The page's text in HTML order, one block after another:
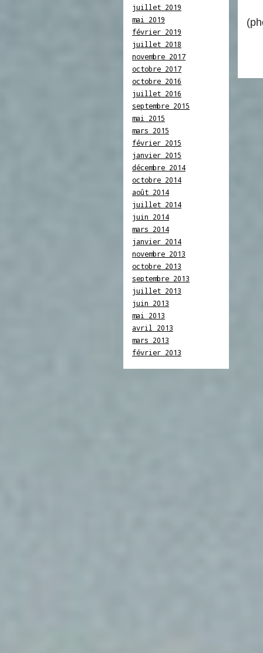
juillet 2019
mai 2019
février 2019
juillet 2018
novembre 2017
octobre 2017
octobre 2016
juillet 2016
septembre 2015
mai 2015
mars 2015
février 2015
janvier 2015
décembre 2014
octobre 2014
août 2014
juillet 2014
juin 2014
mars 2014
janvier 2014
novembre 2013
octobre 2013
septembre 2013
juillet 2013
juin 2013
mai 2013
avril 2013
mars 2013
février 2013